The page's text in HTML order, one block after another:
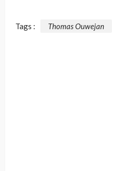
Tags : Thomas Ouwejan